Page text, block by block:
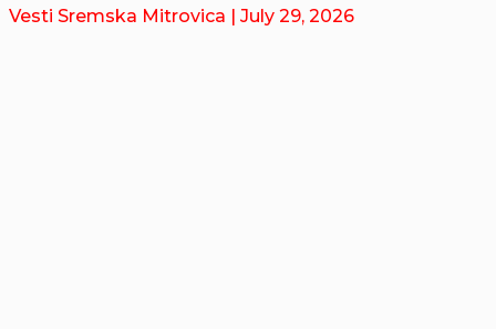
Vesti Sremska Mitrovica | July 29, 2026